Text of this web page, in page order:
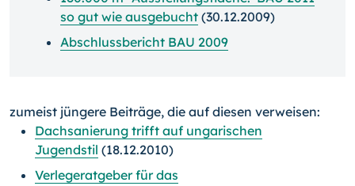
so gut wie ausgebucht (30.12.2009)
Abschlussbericht BAU 2009
zumeist jüngere Beiträge, die auf diesen verweisen:
Dachsanierung trifft auf ungarischen
Jugendstil (18.12.2010)
Verlegeratgeber für das